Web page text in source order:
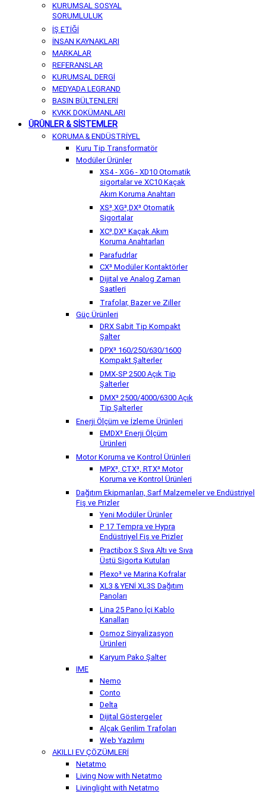
KURUMSAL SOSYAL
SORUMLULUK
İŞ ETİĞİ
İNSAN KAYNAKLARI
MARKALAR
REFERANSLAR
KURUMSAL DERGİ
MEDYADA LEGRAND
BASIN BÜLTENLERİ
KVKK DOKÜMANLARI
ÜRÜNLER & SİSTEMLER
KORUMA & ENDÜSTRİYEL
Kuru Tip Transformatör
Modüler Ürünler
XS4 - XG6 - XD10 Otomatik
sigortalar ve XC10 Kaçak
Akım Koruma Anahtarı
XS³,XG³,DX³ Otomatik
Sigortalar
XC³,DX³ Kaçak Akım
Koruma Anahtarları
Parafudrlar
CX³ Modüler Kontaktörler
Dijital ve Analog Zaman
Saatleri
Trafolar, Bazer ve Ziller
Güç Ürünleri
DRX Sabit Tip Kompakt
Şalter
DPX³ 160/250/630/1600
Kompakt Şalterler
DMX-SP 2500 Açık Tip
Şalterler
DMX³ 2500/4000/6300 Açık
Tip Şalterler
Enerji Ölçüm ve İzleme Ürünleri
EMDX³ Enerji Ölçüm
Ürünleri
Motor Koruma ve Kontrol Ürünleri
MPX³, CTX³, RTX³ Motor
Koruma ve Kontrol Ürünleri
Dağıtım Ekipmanları, Sarf Malzemeler ve Endüstriyel
Fiş ve Prizler
Yeni Modüler Ürünler
P 17 Tempra ve Hypra
Endüstriyel Fiş ve Prizler
Practibox S Sıva Altı ve Sıva
Üstü Sigorta Kutuları
Plexo³ ve Marina Kofralar
XL3 & YENİ XL3S Dağıtım
Panoları
Lina 25 Pano İçi Kablo
Kanalları
Osmoz Sinyalizasyon
Ürünleri
Karyum Pako Şalter
IME
Nemo
Conto
Delta
Dijital Göstergeler
Alçak Gerilim Trafoları
Web Yazılımı
AKILLI EV ÇÖZÜMLERİ
Netatmo
Living Now with Netatmo
Livinglight with Netatmo